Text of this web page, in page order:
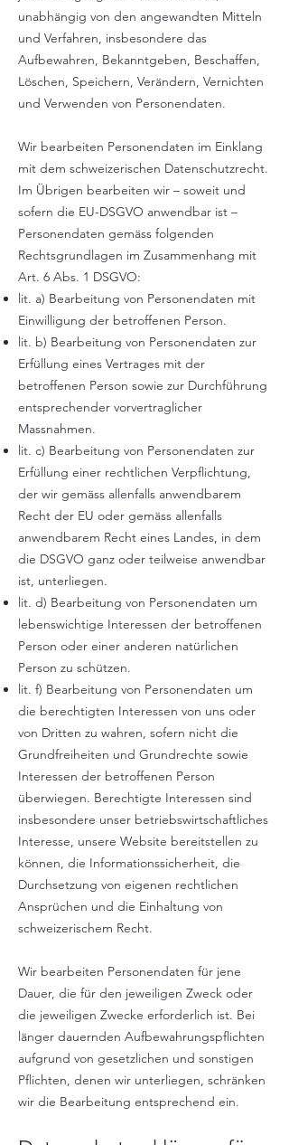
unabhängig von den angewandten Mitteln
und Verfahren, insbesondere das
Aufbewahren, Bekanntgeben, Beschaffen,
Löschen, Speichern, Verändern, Vernichten
und Verwenden von Personendaten.
Wir bearbeiten Personendaten im Einklang
mit dem schweizerischen Datenschutzrecht.
Im Übrigen bearbeiten wir – soweit und
sofern die EU-DSGVO anwendbar ist –
Personendaten gemäss folgenden
Rechtsgrundlagen im Zusammenhang mit
Art. 6 Abs. 1 DSGVO:
lit. a) Bearbeitung von Personendaten mit
Einwilligung der betroffenen Person.
lit. b) Bearbeitung von Personendaten zur
Erfüllung eines Vertrages mit der
betroffenen Person sowie zur Durchführung
entsprechender vorvertraglicher
Massnahmen.
lit. c) Bearbeitung von Personendaten zur
Erfüllung einer rechtlichen Verpflichtung,
der wir gemäss allenfalls anwendbarem
Recht der EU oder gemäss allenfalls
anwendbarem Recht eines Landes, in dem
die DSGVO ganz oder teilweise anwendbar
ist, unterliegen.
lit. d) Bearbeitung von Personendaten um
lebenswichtige Interessen der betroffenen
Person oder einer anderen natürlichen
Person zu schützen.
lit. f) Bearbeitung von Personendaten um
die berechtigten Interessen von uns oder
von Dritten zu wahren, sofern nicht die
Grundfreiheiten und Grundrechte sowie
Interessen der betroffenen Person
überwiegen. Berechtigte Interessen sind
insbesondere unser betriebswirtschaftliches
Interesse, unsere Website bereitstellen zu
können, die Informationssicherheit, die
Durchsetzung von eigenen rechtlichen
Ansprüchen und die Einhaltung von
schweizerischem Recht.
Wir bearbeiten Personendaten für jene
Dauer, die für den jeweiligen Zweck oder
die jeweiligen Zwecke erforderlich ist. Bei
länger dauernden Aufbewahrungspflichten
aufgrund von gesetzlichen und sonstigen
Pflichten, denen wir unterliegen, schränken
wir die Bearbeitung entsprechend ein.